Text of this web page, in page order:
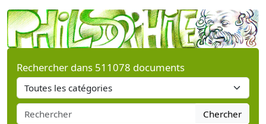
Rechercher dans 511078 documents
Chercher